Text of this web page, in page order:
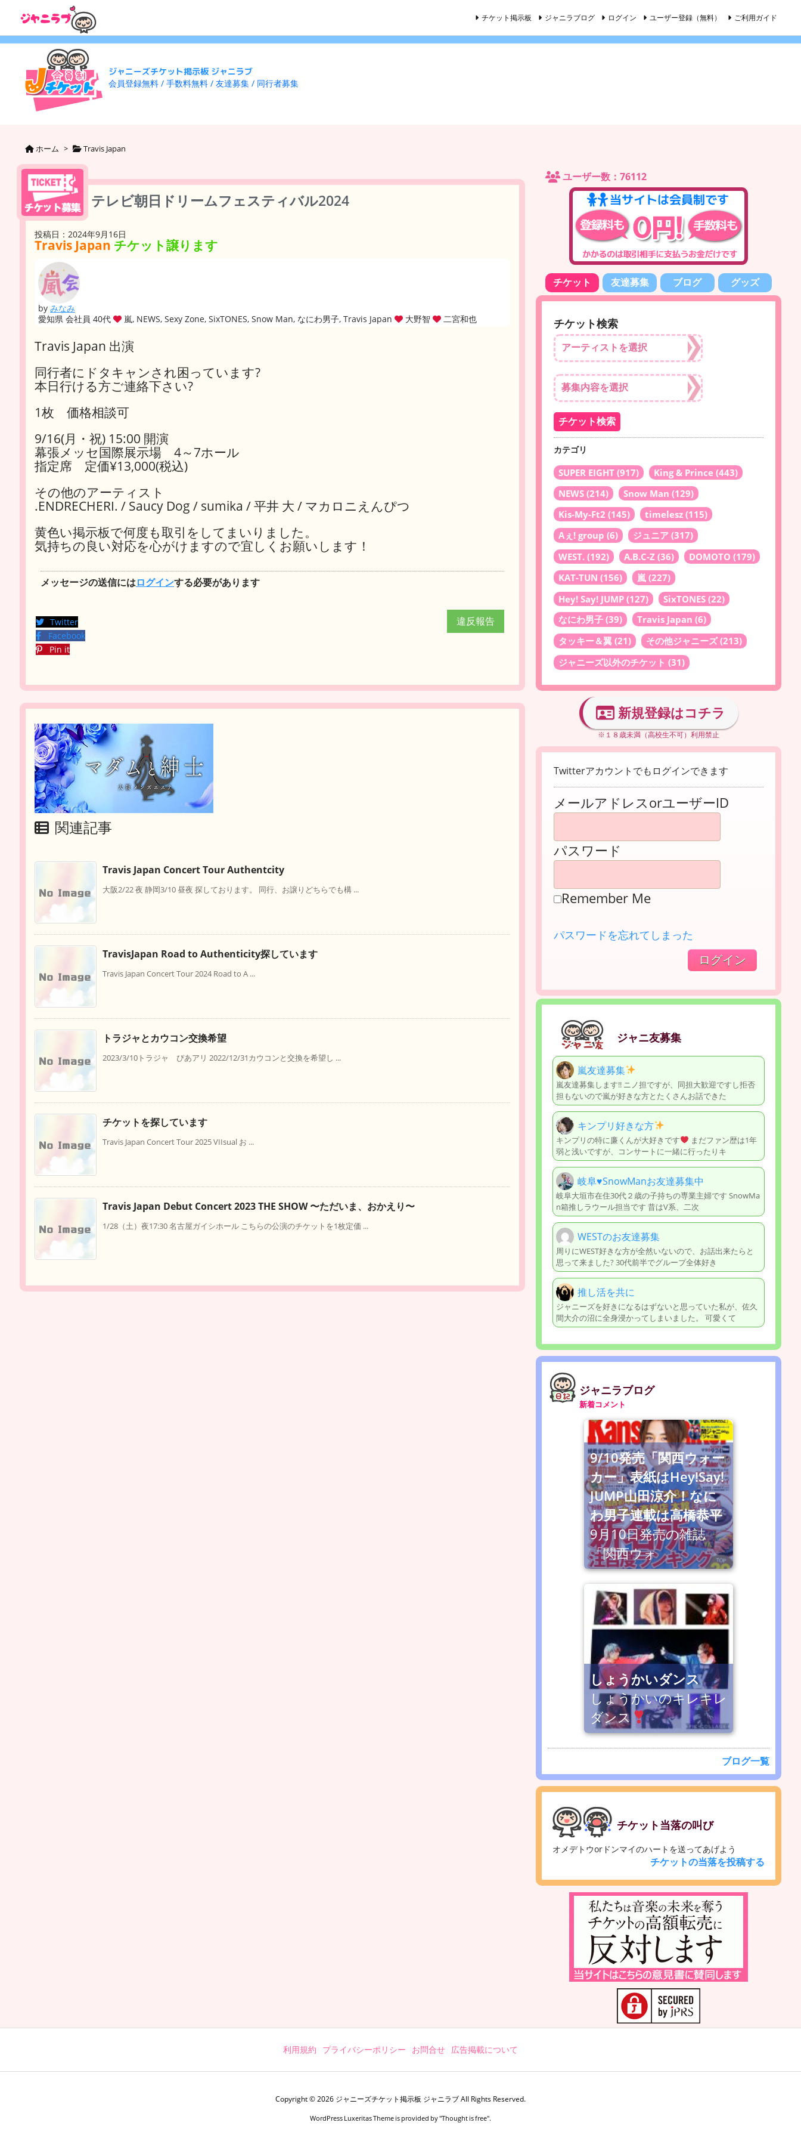
ジャニーズチケット掲示板 ジャニラブ
会員登録無料 / 手数料無料 / 友達募集 / 同行者募集
チケット掲示板 ジャニラブログ ログイン ユーザー登録（無料） ご利用ガイド
ホーム > Travis Japan
テレビ朝日ドリームフェスティバル2024
投稿日：2024年9月16日
Travis Japan チケット譲ります
by みなみ
愛知県 会社員 40代
嵐, NEWS, Sexy Zone, SixTONES, Snow Man, なにわ男子, Travis Japan 大野智 二宮和也
Travis Japan 出演
同行者にドタキャンされ困っています?
本日行ける方ご連絡下さい?
1枚 価格相談可
9/16(月・祝) 15:00 開演
幕張メッセ国際展示場 4～7ホール
指定席 定価¥13,000(税込)
その他のアーティスト
.ENDRECHERI. / Saucy Dog / sumika / 平井 大 / マカロニえんぴつ
黄色い掲示板で何度も取引をしてまいりました。
気持ちの良い対応を心がけますので宜しくお願いします！
メッセージの送信にはログインする必要があります
違反報告
Twitter
Facebook
Pin it
関連記事
Travis Japan Concert Tour Authentcity
大阪2/22 夜 静岡3/10 昼夜 探しております。 同行、お譲りどちらでも構 ...
TravisJapan Road to Authenticity探しています
Travis Japan Concert Tour 2024 Road to A ...
トラジャとカウコン交換希望
2023/3/10トラジャ ぴあアリ 2022/12/31カウコンと交換を希望し ...
チケットを探しています
Travis Japan Concert Tour 2025 VIIsual お ...
Travis Japan Debut Concert 2023 THE SHOW 〜ただいま、おかえり〜
1/28（土）夜17:30 名古屋ガイシホール こちらの公演のチケットを1枚定価 ...
ユーザー数：76112
チケット 友達募集 ブログ グッズ
チケット検索
カテゴリ
SUPER EIGHT (917) King & Prince (443)
NEWS (214) Snow Man (129)
Kis-My-Ft2 (145) timelesz (115)
Aぇ! group (6) ジュニア (317)
WEST. (192) A.B.C-Z (36) DOMOTO (179)
KAT-TUN (156) 嵐 (227)
Hey! Say! JUMP (127) SixTONES (22)
なにわ男子 (39) Travis Japan (6)
タッキー＆翼 (21) その他ジャニーズ(213)
ジャニーズ以外のチケット (31)
新規登録はコチラ
※１８歳未満（高校生不可）利用禁止
Twitterアカウントでもログインできます
メールアドレスorユーザーID
パスワード
Remember Me
パスワードを忘れてしまった
ジャニ友募集
嵐友達募集
嵐友達募集します!! ニノ担ですが、同担大歓迎ですし拒否
担もないので嵐が好きな方とたくさんお話できた
キンプリ好きな方
キンプリの特に廉くんが大好きです
まだファン歴は1年
弱と浅いですが、コンサートに一緒に行ったりキ
岐阜♥️SnowManお友達募集中
岐阜大垣市在住30代２歳の子持ちの専業主婦です SnowMa
n箱推しラウール担当です 昔はV系、二次
WESTのお友達募集
周りにWEST好きな方が全然いないので、お話出来たらと
思って来ました? 30代前半でグループ全体好き
推し活を共に
ジャニーズを好きになるはずないと思っていた私が、佐久
間大介の沼に全身浸かってしまいました。 可愛くて
ジャニラブログ
新着コメント
9/10発売「関西ウォー
カー」表紙はHey!Say!
JUMP山田涼介！なに
わ男子連載は高橋恭平
9月10日発売の雑誌
「関西ウォ
しょうかいダンス
しょうかいのキレキレ
ダンス
ブログ一覧
チケット当落の叫び
オメデトウorドンマイのハートを送ってあげよう
チケットの当落を投稿する
利用規約 プライバシーポリシー お問合せ 広告掲載について
Copyright ©2026 ジャニーズチケット掲示板 ジャニラブAll Rights Reserved.
WordPress Luxeritas Theme is provided by "Thought is free".